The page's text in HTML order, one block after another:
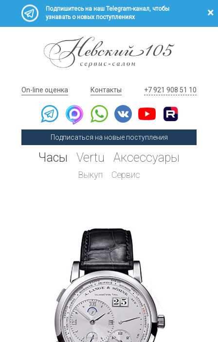
Подпишитесь на наш Telegram-канал, чтобы
узнавать о новых поступлениях
On-line оценка Контакты +7 921 908 51 10
Подписаться на новые поступления
Часы Vertu Аксессуары
Выкуп Сервис